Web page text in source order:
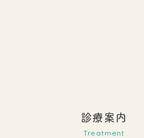
診療案内
Treatment